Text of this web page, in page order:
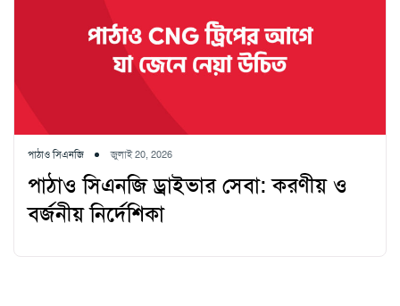
পাঠাও সিএনজি জুলাই 20, 2026
পাঠাও সিএনজি ড্রাইভার সেবা: করণীয় ও
বর্জনীয় নির্দেশিকা